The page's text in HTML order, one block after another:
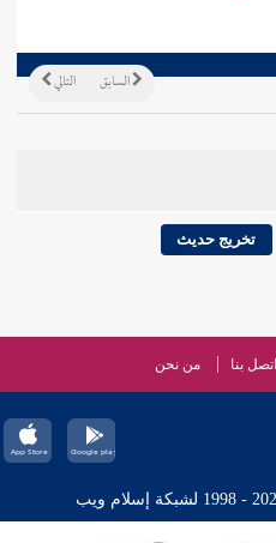
التالي السابق
تخريج حديث
اتصل بنا من نحن